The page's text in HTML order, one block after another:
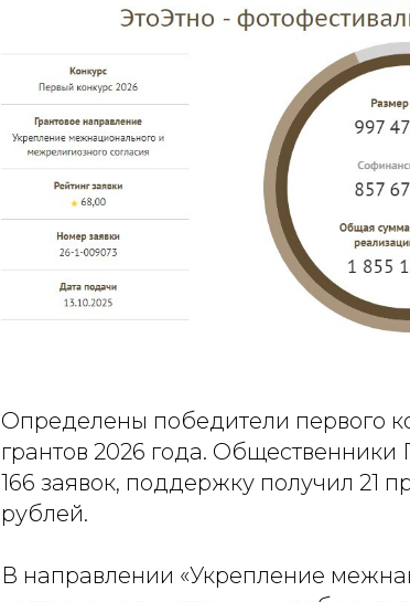
Определены победители первого
грантов 2026 года.
166 заявок, поддержку получил 21
рублей.
В направлении «Укрепление